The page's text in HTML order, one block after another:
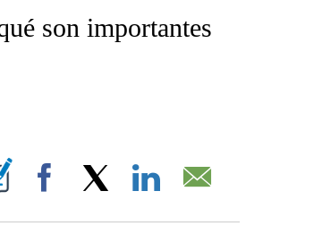
son importantes
ON "".
Facebook